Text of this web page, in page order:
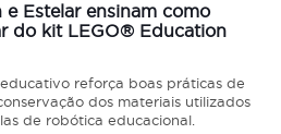
e Estelar ensinam como
do kit LEGO® Education
reforça boas práticas de
dos materiais utilizados
de robótica educacional.